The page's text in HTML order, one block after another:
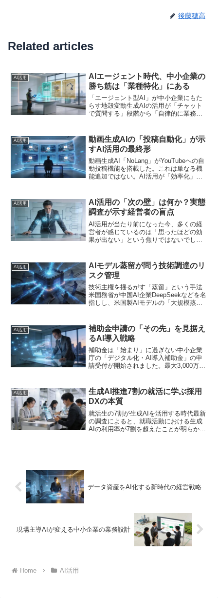
後藤穂高
Related articles
AI活用
AIエージェント時代、中小企業の
勝ち筋は「業種特化」にある
「エージェント型AI」が中小企業にもた
らす地殻変動生成AIの活用が「チャット
で質問する」段階から「自律的に業務を
例は1,252件に達し、その中でも「エージ
ェント型...
AI活用
動画生成AIの「投稿自動化」が示
すAI活用の最終形
動画生成AI「NoLang」がYouTubeへの自
動投稿機能を搭載した。これは単なる機
能追加ではない。AI活用が「効率化」の
グナルだ。経営者やCTOは、この動向か
ら何を...
AI活用
AI活用の「次の壁」は何か？実態
調査が示す経営者の盲点
AI活用が当たり前になった今、多くの経
営者が感じているのは「思ったほどの効
果が出ない」という焦りではないでしょ
る実態調査」は、この漠然とした不安を
数値化し、その核心を...
AI活用
AIモデル蒸留が問う技術調達のリ
スク管理
技術主権を揺るがす「蒸留」という手法
米国務省が中国AI企業DeepSeekなどを名
指しし、米国製AIモデルの「大規模蒸
せん。自社でAIを活用する経営者にとっ
て、技術の「...
AI活用
補助金申請の「その先」を見据え
るAI導入戦略
補助金は「始まり」に過ぎない中小企業
庁の「デジタル化・AI導入補助金」の申
請受付が開始されました。最大3,000万円
「補助金を取れるか」ではなく、「その
資金で何を実現...
AI活用
生成AI推進7割の就活に学ぶ採用
DXの本質
就活生の7割が生成AIを活用する時代最新
の調査によると、就職活動における生成
AIの利用率が7割を超えたことが明らかに
データ資産をAI化する新時代の経営戦略
現場主導AIが変える中小企業の業務設計
Home AI活用